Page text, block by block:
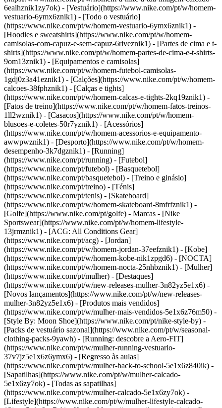
6ealhznik1zy7ok) - [Vestuário](https://www.nike.com/pt/w/homem-
vestuario-6ymx6znik1) - [Todo o vestuário]
(https://www.nike.com/pt/w/homem-vestuario-6ymx6znik1) -
[Hoodies e sweatshirts](https://www.nike.com/pt/w/homem-
camisolas-com-capuz-e-sem-capuz-6riveznik1) - [Partes de cima e t-
shirts](https://www.nike.com/pt/w/homem-partes-de-cima-e-t-shirts-
9om13znik1) - [Equipamentos e camisolas]
(https://www.nike.com/pt/w/homem-futebol-camisolas-
1gdj0z3a41eznik1) - [Calções](https://www.nike.com/pt/w/homem-
calcoes-38fphznik1) - [Calças e tights]
(https://www.nike.com/pt/w/homem-calcas-e-tights-2kq19znik1) -
[Fatos de treino](https://www.nike.com/pt/w/homem-fatos-treinos-
1ll2wznik1) - [Casacos](https://www.nike.com/pt/w/homem-
blusoes-e-coletes-50r7yznik1) - [Acessórios]
(https://www.nike.com/pt/w/homem-acessorios-e-equipamento-
awwpwznik1) - [Desporto](https://www.nike.com/pt/w/homem-
desempenho-3k7dgznik1) - [Running]
(https://www.nike.com/pt/running) - [Futebol]
(https://www.nike.com/pt/futebol) - [Basquetebol]
(https://www.nike.com/pt/basquetebol) - [Treino e ginásio]
(https://www.nike.com/pt/treino) - [Ténis]
(https://www.nike.com/pt/tenis) - [Skateboard]
(https://www.nike.com/pt/w/homem-skateboard-8mfrfznik1) -
[Golfe](https://www.nike.com/pt/golfe) - Marcas - [Nike
Sportswear](https://www.nike.com/pt/w/homem-lifestyle-
13jrmznik1) - [ACG: All Conditions Gear]
(https://www.nike.com/pt/acg) - [Jordan]
(https://www.nike.com/pt/w/homem-jordan-37eefznik1) - [Kobe]
(https://www.nike.com/pt/w/homem-kobe-nik1zpgd6) - [NOCTA]
(https://www.nike.com/pt/w/homem-nocta-25nhbznik1) - [Mulher]
(https://www.nike.com/pt/mulher) - [Destaques]
(https://www.nike.com/pt/w/new-releases-mulher-3n82yz5e1x6) -
[Novos lançamentos](https://www.nike.com/pt/w/new-releases-
mulher-3n82yz5e1x6) - [Produtos mais vendidos]
(https://www.nike.com/pt/w/mulher-mais-vendidos-5e1x6z76m50) -
[Style By: Moon Shoe](https://www.nike.com/pt/nike-style-by) -
[Packs de vestuário sazonal](https://www.nike.com/pt/w/seasonal-
clothing-packs-9yawh) - [Running: descobre a Aero-FIT]
(https://www.nike.com/pt/w/mulher-running-vestuario-
37v7jz5e1x6z6ymx6) - [Regresso às aulas]
(https://www.nike.com/pt/w/mulher-back-to-school-5e1x6z840ik) -
[Sapatilhas](https://www.nike.com/pt/w/mulher-calcado-
5e1x6zy7ok) - [Todas as sapatilhas]
(https://www.nike.com/pt/w/mulher-calcado-5e1x6zy7ok) -
[Lifestyle](https://www.nike.com/pt/w/mulher-lifestyle-calcado-